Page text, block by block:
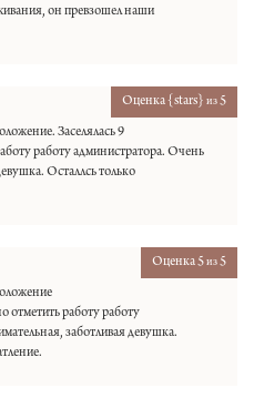
он превзошел наши
Оценка {stars} из5
Заселялась 9
работу администратора. Очень
Осталлсь только
Оценка 5из5
отметить работу работу
заботливая девушка.